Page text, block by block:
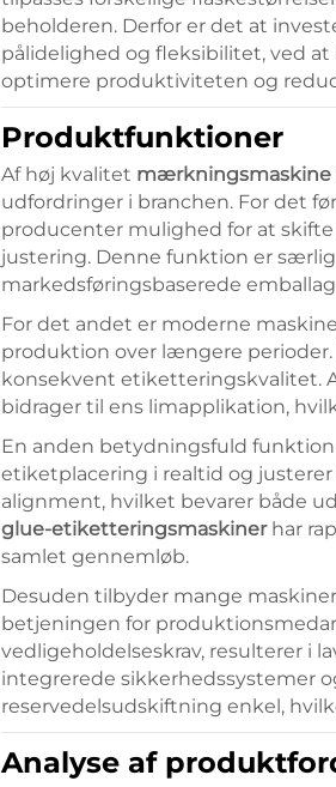
beholderen. Derfor er det at
pålidelighed og fleksibilitet, ved
optimere produktiviteten og
Produktfunktioner
Af høj kvalitet mærkningsmaskine
udfordringer i branchen. For det
producenter mulighed for at
justering. Denne funktion er
markedsføringsbaserede
For det andet er moderne
produktion over længere
konsekvent etiketteringskvalitet.
bidrager til ens limapplikation,
En anden betydningsfuld
etiketplacering i realtid og
alignment, hvilket bevarer både
glue-etiketteringsmaskiner har
samlet gennemløb.
Desuden tilbyder mange
betjeningen for
vedligeholdelseskrav, resulterer i
integrerede sikkerhedssystemer
reservedelsudskiftning enkel,
Analyse af